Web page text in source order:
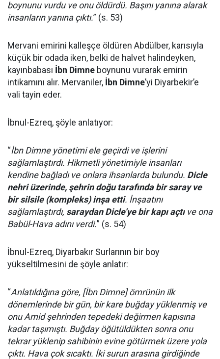
boynunu vurdu ve onu öldürdü. Başını yanına alarak
insanların yanına çıktı.” (s. 53)
Mervani emirini kalleşçe öldüren Abdülber, karısıyla
küçük bir odada iken, belki de halvet halindeyken,
kayınbabası İbn Dimne boynunu vurarak emirin
intikamını alır. Mervaniler, İbn Dimne’yi Diyarbekir’e
vali tayin eder.
İbnul-Ezreq, şöyle anlatıyor:
“İbn Dimne yönetimi ele geçirdi ve işlerini
sağlamlaştırdı. Hikmetli yönetimiyle insanları
kendine bağladı ve onlara ihsanlarda bulundu. Dicle
nehri üzerinde, şehrin doğu tarafında bir saray ve
bir silsile (kompleks) inşa etti. İnşaatını
sağlamlaştırdı, saraydan Dicle’ye bir kapı açtıve ona
Babül-Hava adını verdi.” (s. 54)
İbnul-Ezreq, Diyarbakır Surlarının bir boy
yükseltilmesini de şöyle anlatır:
“Anlatıldığına göre, [İbn Dimne] ömrünün ilk
dönemlerinde bir gün, bir kare buğday yüklenmiş ve
onu Amid şehrinden tepedeki değirmen kapısına
kadar taşımıştı. Buğday öğütüldükten sonra onu
tekrar yüklenip sahibinin evine götürmek üzere yola
çıktı. Hava çok sıcaktı. İki surun arasına girdiğinde